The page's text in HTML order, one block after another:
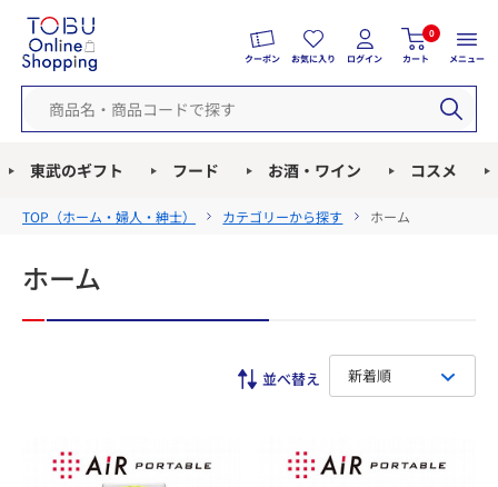
クーポン お気に入り ログイン
0
カート メニュー
東武のギフト フード お酒・ワイン コスメ
TOP（ホーム・婦人・紳士） カテゴリーから探す ホーム
ホーム
新着順